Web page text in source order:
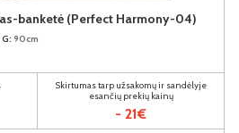
banketė (Perfect Harmony-04)
G: 90cm
Skirtumas tarp užsakomų ir sandėlyje
esančių prekių kainų
- 21€